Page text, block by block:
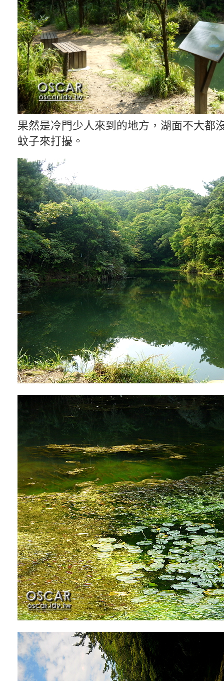
果然是冷門少人來到的地方，湖面不大都
蚊子來打擾。